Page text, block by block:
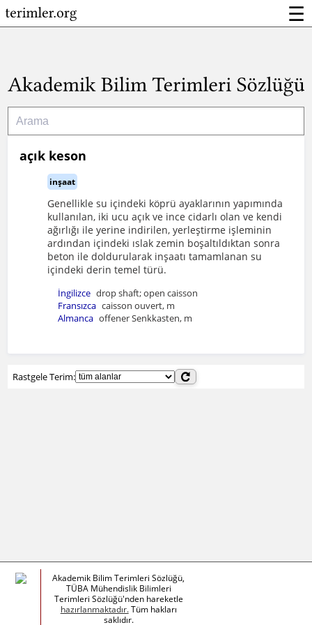
☰
açık keson
inşaat
Genellikle su içindeki köprü ayaklarının yapımında
kullanılan, iki ucu açık ve ince cidarlı olan ve kendi
ağırlığı ile yerine indirilen, yerleştirme işleminin
ardından içindeki ıslak zemin boşaltıldıktan sonra
beton ile doldurularak inşaatı tamamlanan su
içindeki derin temel türü.
İngilizce drop shaft; open caisson
Fransızca caisson ouvert, m
Almanca offener Senkkasten, m
Rastgele Terim:
Akademik Bilim Terimleri Sözlüğü,
TÜBA Mühendislik Bilimleri
Terimleri Sözlüğü'nden hareketle
hazırlanmaktadır.Tüm hakları
saklıdır.